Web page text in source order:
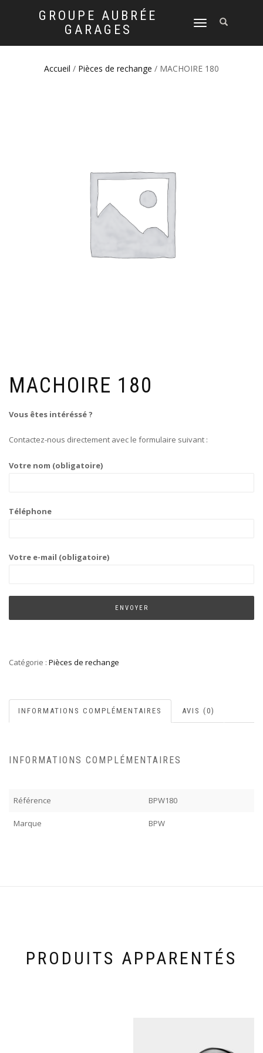
GROUPE AUBRÉE
GARAGES
DÉPLIER
NAVIGATION
Accueil / Pièces de rechange / MACHOIRE 180
MACHOIRE 180
Vous êtes intéréssé ?
Contactez-nous directement avec le formulaire suivant :
Votre nom (obligatoire)
Téléphone
Votre e-mail (obligatoire)
Catégorie : Pièces de rechange
INFORMATIONS COMPLÉMENTAIRES AVIS (0)
INFORMATIONS COMPLÉMENTAIRES
Référence BPW180
Marque BPW
PRODUITS APPARENTÉS